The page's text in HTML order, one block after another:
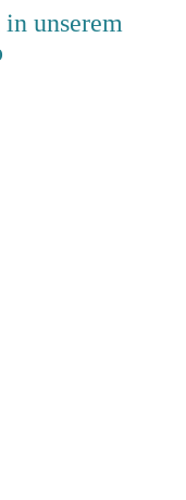
unserem